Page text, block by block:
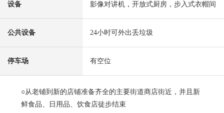
设备 影像对讲机，开放式厨房，步入式衣帽间
公共设备 24小时可外出丢垃圾
停车场 有空位
○从老铺到新的店铺准备齐全的主要街道商店街近，并且新
鲜食品、日用品、饮食店徒步结束